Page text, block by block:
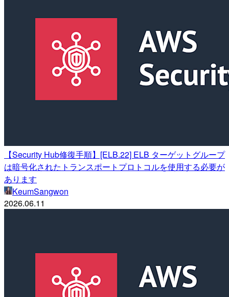
【Security Hub修復手順】[ELB.22] ELB ターゲットグループ
は暗号化されたトランスポートプロトコルを使用する必要が
あります
KeumSangwon
2026.06.11